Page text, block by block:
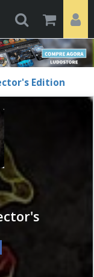
Edition